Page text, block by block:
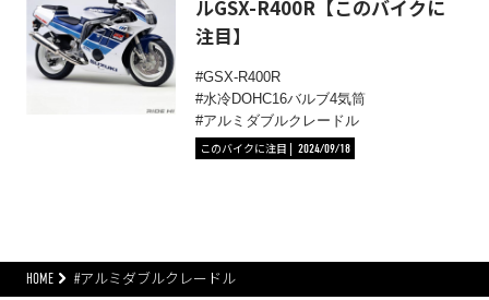
ルGSX-R400R【このバイクに
注目】
GSX-R400R
水冷DOHC16バルブ4気筒
アルミダブルクレードル
このバイクに注目
2024/09/18
HOME #アルミダブルクレードル